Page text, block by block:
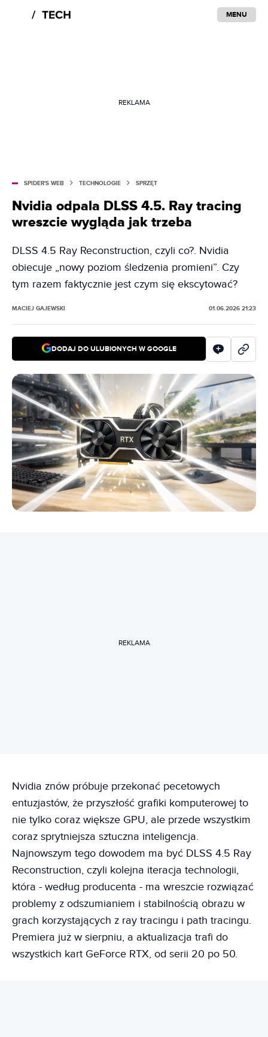
MENU
REKLAMA
SPIDER'S WEB TECHNOLOGIE SPRZĘT
Nvidia odpala DLSS 4.5. Ray tracing
wreszcie wygląda jak trzeba
DLSS 4.5 Ray Reconstruction, czyli co?. Nvidia
obiecuje „nowy poziom śledzenia promieni”. Czy
tym razem faktycznie jest czym się ekscytować?
MACIEJ GAJEWSKI 01.06.2026 21:23
DODAJ DO ULUBIONYCH W GOOGLE
REKLAMA
Nvidia znów próbuje przekonać pecetowych
entuzjastów, że przyszłość grafiki komputerowej to
nie tylko coraz większe GPU, ale przede wszystkim
coraz sprytniejsza sztuczna inteligencja.
Najnowszym tego dowodem ma być DLSS 4.5 Ray
Reconstruction, czyli kolejna iteracja technologii,
która - według producenta - ma wreszcie rozwiązać
problemy z odszumianiem i stabilnością obrazu w
grach korzystających z ray tracingu i path tracingu.
Premiera już w sierpniu, a aktualizacja trafi do
wszystkich kart GeForce RTX, od serii 20 po 50.